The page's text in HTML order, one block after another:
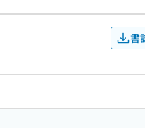
タに基づく室内電波環境
精度検証 実際の解体現場
理装置（TARDS）による
書